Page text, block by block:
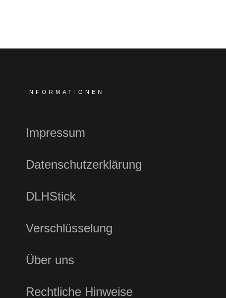
INFORMATIONEN
Impressum
Datenschutzerklärung
DLHStick
Verschlüsselung
Über uns
Rechtliche Hinweise